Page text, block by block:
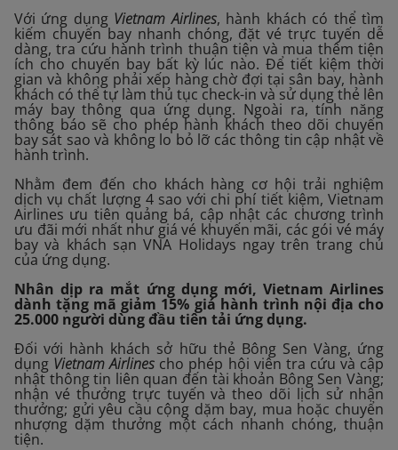
Với ứng dụngVietnam Airlines, hành khách có thể tìm
kiếm chuyến bay nhanh chóng, đặt vé trực tuyến dễ
dàng, tra cứu hành trình thuận tiện và mua thêm tiện
ích cho chuyến bay bất kỳ lúc nào. Để tiết kiệm thời
gian và không phải xếp hàng chờ đợi tại sân bay, hành
khách có thể tự làm thủ tục check-in và sử dụng thẻ lên
máy bay thông qua ứng dụng. Ngoài ra, tính năng
thông báo sẽ cho phép hành khách theo dõi chuyến
bay sát sao và không lo bỏ lỡ các thông tin cập nhật về
hành trình.
Nhằm đem đến cho khách hàng cơ hội trải nghiệm
dịch vụ chất lượng 4 sao với chi phí tiết kiệm, Vietnam
Airlines ưu tiên quảng bá, cập nhật các chương trình
ưu đãi mới nhất như giá vé khuyến mãi, các gói vé máy
bay và khách sạn VNA Holidays ngay trên trang chủ
của ứng dụng.
Nhân dịp ra mắt ứng dụng mới, Vietnam Airlines
dành tặng mã giảm 15% giá hành trình nội địa cho
25.000 người dùng đầu tiên tải ứng dụng.
Đối với hành khách sở hữu thẻ Bông Sen Vàng, ứng
dụng Vietnam Airlines cho phép hội viên tra cứu và cập
nhật thông tin liên quan đến tài khoản Bông Sen Vàng;
nhận vé thưởng trực tuyến và theo dõi lịch sử nhận
thưởng; gửi yêu cầu cộng dặm bay, mua hoặc chuyển
nhượng dặm thưởng một cách nhanh chóng, thuận
tiện.